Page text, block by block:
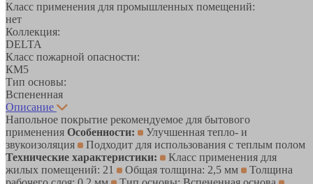
Класс применения для промышленных помещений:
нет
Коллекция:
DELTA
Класс пожарной опасности:
КМ5
Тип основы:
Вспененная
Описание
Напольное покрытие рекомендуемое для бытового
применения Особенности:
Улучшенная тепло- и
звукоизоляция
Подходит для использования с теплым полом
Технические характеристики:
Класс применения для
жилых помещений: 21
Общая толщина: 2,5 мм
Толщина